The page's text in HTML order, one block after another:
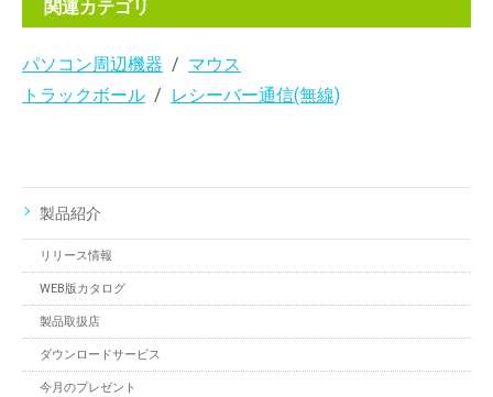
関連カテゴリ
パソコン周辺機器
マウス
トラックボール
レシーバー通信(無線)
製品紹介
リリース情報
WEB版カタログ
製品取扱店
ダウンロードサービス
今月のプレゼント